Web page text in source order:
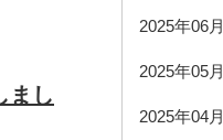
まし
2025年06月
2025年05月
2025年04月